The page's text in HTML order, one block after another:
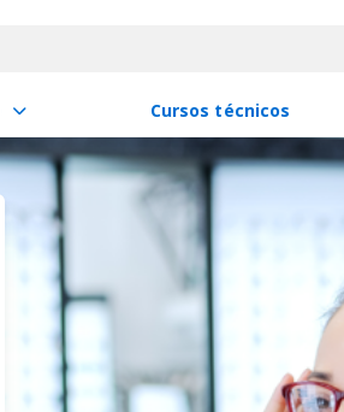
Cursos técnicos